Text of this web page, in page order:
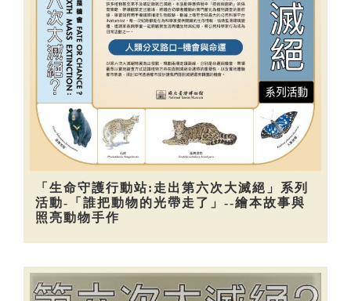
「生命守護行動站:走出第六次大滅絕」系列
活動-「誰把動物的光帶走了」--繪本故事與
照亮動物手作